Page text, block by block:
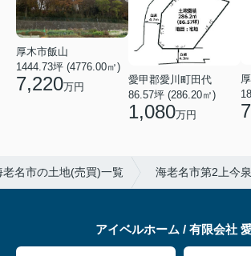
厚木市飯山
1444.73坪 (4776.00㎡)
7,220万円
愛甲郡愛川町田代
86.57坪 (286.20㎡)
1,080万円
老名市の土地(売買)一覧 海老名市第2上今
アイベルホーム / 有限会社